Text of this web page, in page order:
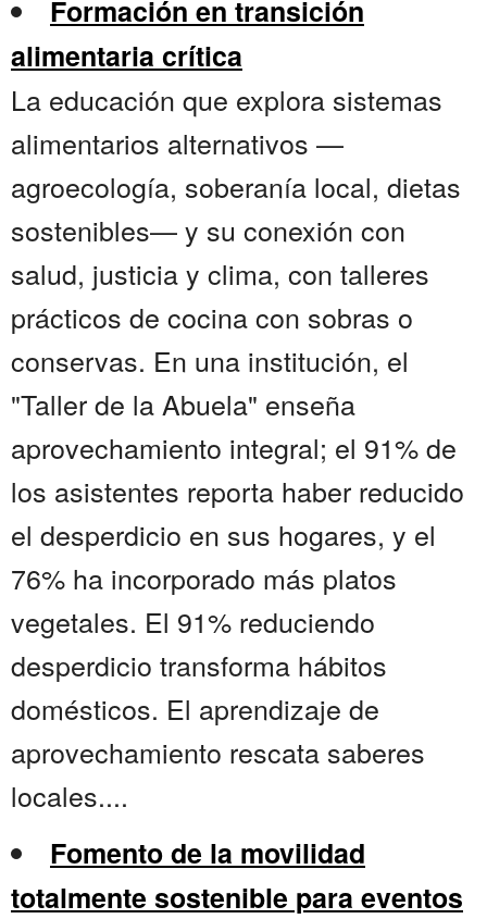
Formación en transición
alimentaria crítica
La educación que explora sistemas
alimentarios alternativos —
agroecología, soberanía local, dietas
sostenibles— y su conexión con
salud, justicia y clima, con talleres
prácticos de cocina con sobras o
conservas. En una institución, el
"Taller de la Abuela" enseña
aprovechamiento integral; el 91% de
los asistentes reporta haber reducido
el desperdicio en sus hogares, y el
76% ha incorporado más platos
vegetales. El 91% reduciendo
desperdicio transforma hábitos
domésticos. El aprendizaje de
aprovechamiento rescata saberes
locales....
Fomento de la movilidad
totalmente sostenible para eventos